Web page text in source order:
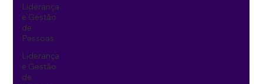
Liderança
e Gestão
de
Pessoas
Liderança
e Gestão
de